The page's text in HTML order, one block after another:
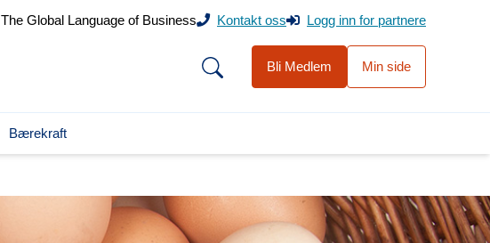
Bli Medlem Min side
The Global Language of Business Kontakt oss Logg inn for partnere
Bærekraft